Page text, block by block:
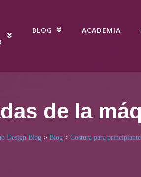
BLOG ACADEMIA
de la
Design Blog> Blog> Costura para